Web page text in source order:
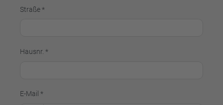
Straße *
Hausnr. *
E-Mail *